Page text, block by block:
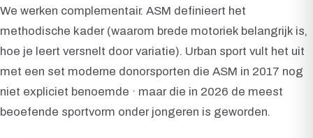
We werken complementair. ASM definieert het
methodische kader (waarom brede motoriek belangrijk is,
hoe je leert versnelt door variatie). Urban sport vult het uit
met een set moderne donorsporten die ASM in 2017 nog
niet expliciet benoemde · maar die in 2026 de meest
beoefende sportvorm onder jongeren is geworden.